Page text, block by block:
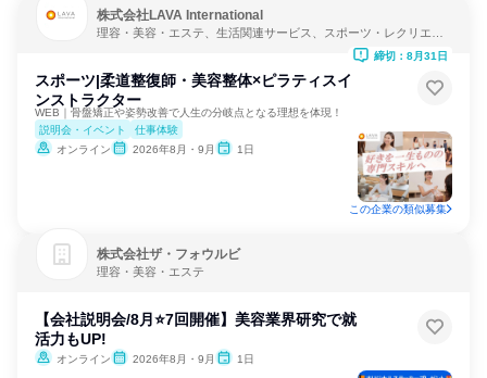
株式会社LAVA International
理容・美容・エステ、生活関連サービス、スポーツ・レクリエー
スポーツ|柔道整復師・美容整体×ピラティスイ
ンストラクター
WEB｜骨盤矯正や姿勢改善で人生の分岐点となる理想を体現！
説明会・イベント
仕事体験
オンライン
2026年8月・9月 1日
締切：8月31日
この企業の類似募集
株式会社ザ・フォウルビ
理容・美容・エステ
【会社説明会/8月⭐7回開催】美容業界研究で就
活力もUP!
オンライン 2026年8月・9月 1日